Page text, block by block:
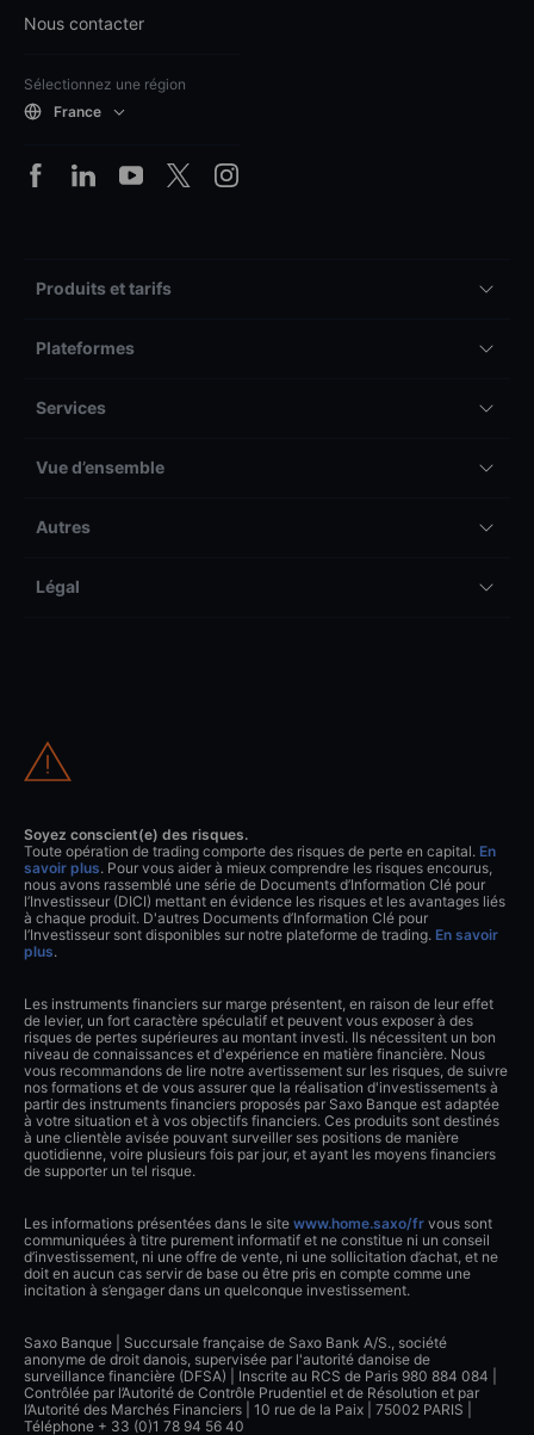
Nous contacter
Sélectionnez une région
France
Produits et tarifs
Plateformes
Services
Vue d’ensemble
Autres
Légal
Soyez conscient(e) des risques.
Toute opération de trading comporte des risques de perte en capital. En
savoir plus. Pour vous aider à mieux comprendre les risques encourus,
nous avons rassemblé une série de Documents d’Information Clé pour
l’Investisseur (DICI) mettant en évidence les risques et les avantages liés
à chaque produit. D'autres Documents d’Information Clé pour
l’Investisseur sont disponibles sur notre plateforme de trading. En savoir
plus.
Les instruments financiers sur marge présentent, en raison de leur effet
de levier, un fort caractère spéculatif et peuvent vous exposer à des
risques de pertes supérieures au montant investi. Ils nécessitent un bon
niveau de connaissances et d'expérience en matière financière. Nous
vous recommandons de lire notre avertissement sur les risques, de suivre
nos formations et de vous assurer que la réalisation d'investissements à
partir des instruments financiers proposés par Saxo Banque est adaptée
à votre situation et à vos objectifs financiers. Ces produits sont destinés
à une clientèle avisée pouvant surveiller ses positions de manière
quotidienne, voire plusieurs fois par jour, et ayant les moyens financiers
de supporter un tel risque.
Les informations présentées dans le site www.home.saxo/fr vous sont
communiquées à titre purement informatif et ne constitue ni un conseil
d’investissement, ni une offre de vente, ni une sollicitation d’achat, et ne
doit en aucun cas servir de base ou être pris en compte comme une
incitation à s’engager dans un quelconque investissement.
Saxo Banque | Succursale française de Saxo Bank A/S., société
anonyme de droit danois, supervisée par l'autorité danoise de
surveillance financière (DFSA) | Inscrite au RCS de Paris 980 884 084 |
Contrôlée par l’Autorité de Contrôle Prudentiel et de Résolution et par
l’Autorité des Marchés Financiers | 10 rue de la Paix | 75002 PARIS |
Téléphone + 33 (0)1 78 94 56 40